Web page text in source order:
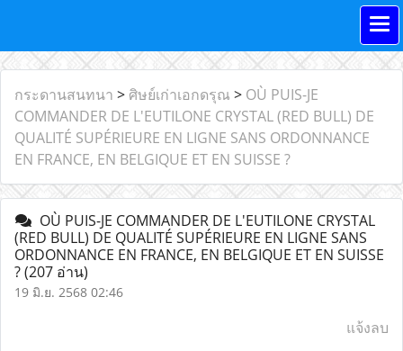
กระดานสนทนา > ศิษย์เก่าเอกดรุณ > OÙ PUIS-JE
COMMANDER DE L'EUTILONE CRYSTAL (RED BULL) DE
QUALITÉ SUPÉRIEURE EN LIGNE SANS ORDONNANCE
EN FRANCE, EN BELGIQUE ET EN SUISSE ?
OÙ PUIS-JE COMMANDER DE L'EUTILONE CRYSTAL
(RED BULL) DE QUALITÉ SUPÉRIEURE EN LIGNE SANS
ORDONNANCE EN FRANCE, EN BELGIQUE ET EN SUISSE
?(207 อ่าน)
19 มิ.ย. 2568 02:46
แจ้งลบ